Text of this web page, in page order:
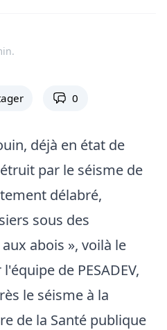
0
déjà en état de
par le séisme de
délabré,
sous des
abois », voilà le
de PESADEV,
le séisme à la
de la Santé publique